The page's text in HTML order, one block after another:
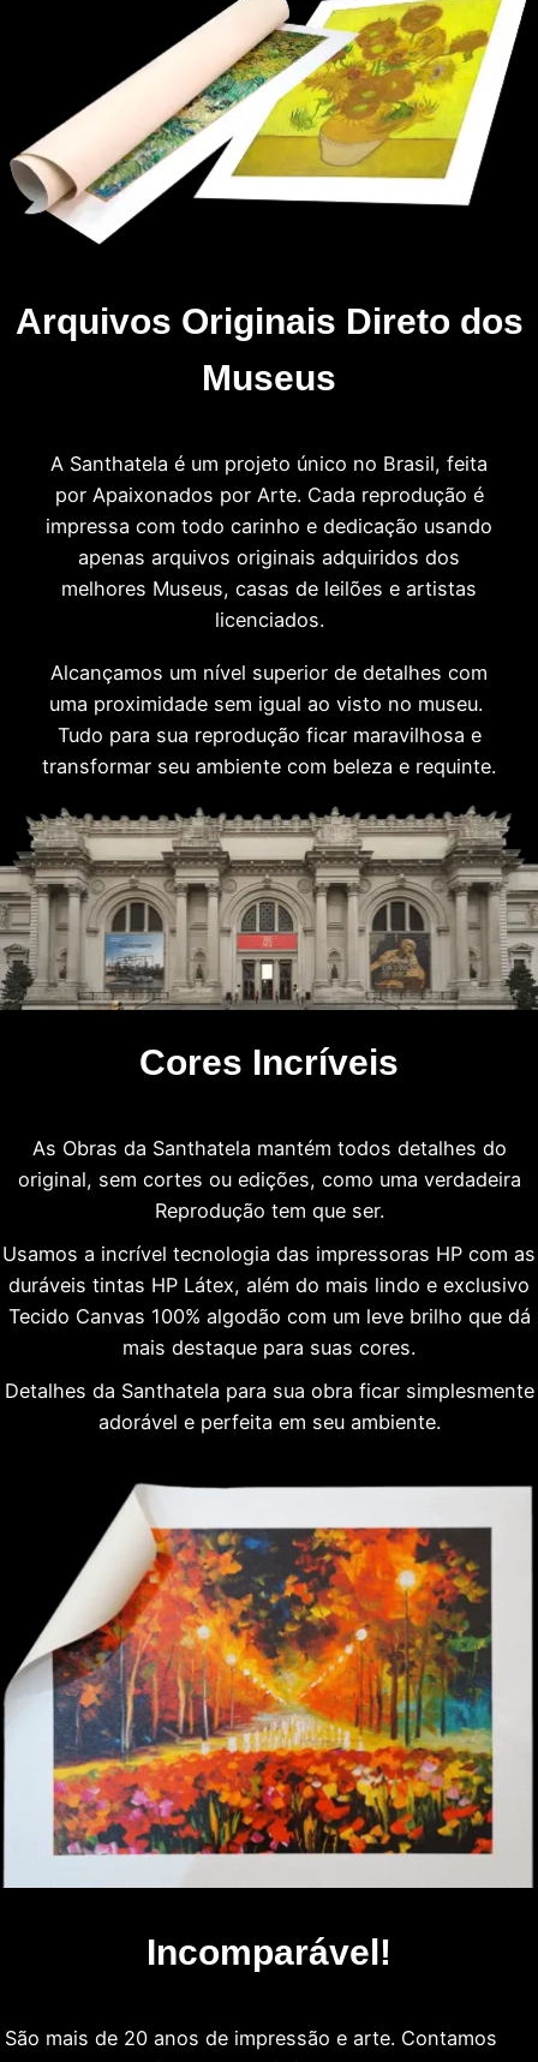
Arquivos Originais Direto dos
Museus
A Santhatela é um projeto único no Brasil, feita
por Apaixonados por Arte. Cada reprodução é
impressa com todo carinho e dedicação usando
apenas arquivos originais adquiridos dos
melhores Museus, casas de leilões e artistas
licenciados.
Alcançamos um nível superior de detalhes com
uma proximidade sem igual ao visto no museu.
Tudo para sua reprodução ficar maravilhosa e
transformar seu ambiente com beleza e requinte.
Cores Incríveis
As Obras da Santhatela mantém todos detalhes do
original, sem cortes ou edições, como uma verdadeira
Reprodução tem que ser.
Usamos a incrível tecnologia das impressoras HP com as
duráveis tintas HP Látex, além do mais lindo e exclusivo
Tecido Canvas 100% algodão com um leve brilho que dá
mais destaque para suas cores.
Detalhes da Santhatela para sua obra ficar simplesmente
adorável e perfeita em seu ambiente.
Incomparável!
São mais de 20 anos de impressão e arte. Contamos